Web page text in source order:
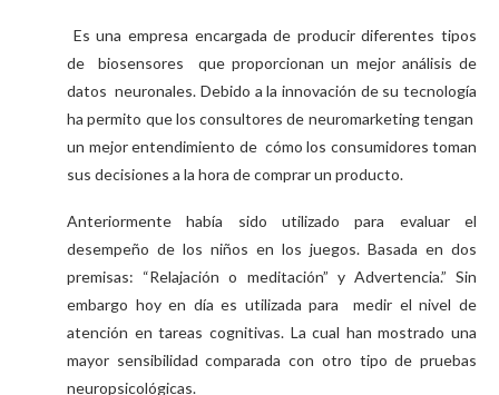
Es una empresa encargada de producir diferentes tipos
de biosensores que proporcionan un mejor análisis de
datos neuronales. Debido a la innovación de su tecnología
ha permito que los consultores de neuromarketing tengan
un mejor entendimiento de cómo los consumidores toman
sus decisiones a la hora de comprar un producto.
Anteriormente había sido utilizado para evaluar el
desempeño de los niños en los juegos. Basada en dos
premisas: “Relajación o meditación” y Advertencia.” Sin
embargo hoy en día es utilizada para medir el nivel de
atención en tareas cognitivas. La cual han mostrado una
mayor sensibilidad comparada con otro tipo de pruebas
neuropsicológicas.